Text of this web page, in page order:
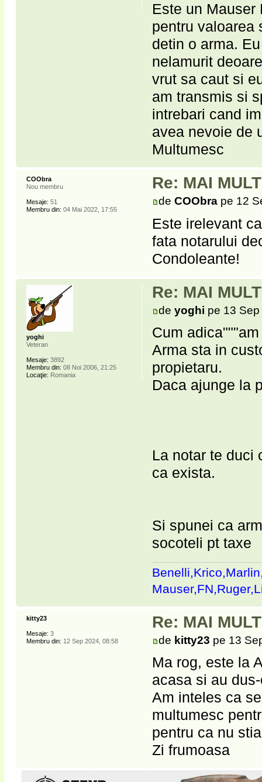
Este un Mauser
pentru valoarea
detin o arma.
nelamurit
vrut sa caut si
am transmis si
intrebari cand
avea nevoie de
Multumesc
Re: MAI
deCOObra pe 12
Este irelevant
fata notarului
Condoleante!
COObra
Nou membru
Mesaje: 51
Membru din: 04 Mai 2022, 17:55
Re: MAI
deyoghi pe 13
Cum
Arma sta in
propietaru.
Daca ajunge la
La notar te duci
ca exista.
Si spunei ca
socoteli pt taxe
yoghi
Veteran
Mesaje: 3892
Membru din: 08 Noi 2006, 21:25
Locaţie: Romania
Re: MAI
de kitty23 pe 13
Ma rog, este la
acasa si au
Am inteles ca
multumesc
pentru ca nu
Zi frumoasa
kitty23
Mesaje: 3
Membru din: 12 Sep 2024, 08:58